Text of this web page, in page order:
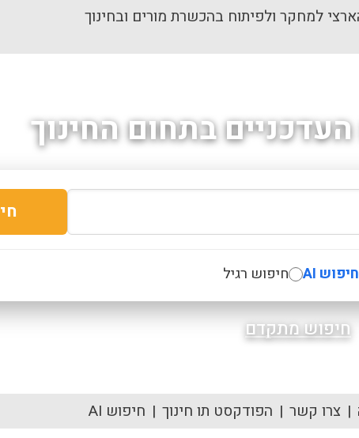
למחקר ולפיתוח בהכשרת מורים ובחינוך
בתחום החינוך
חיפוש AI חיפוש רגיל
חיפוש מתקדם
צרו קשר הפודקסט תו חינוך חיפוש AI